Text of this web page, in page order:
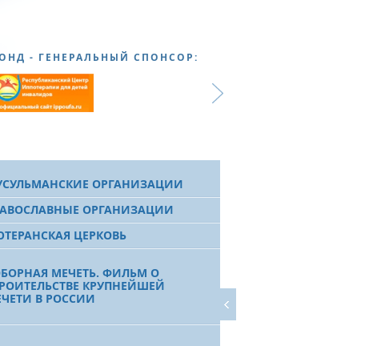
- ГЕНЕРАЛЬНЫЙ СПОНСОР:
ОРГАНИЗАЦИИ
ОРГАНИЗАЦИИ
ЦЕРКОВЬ
МЕЧЕТЬ. ФИЛЬМ О
КРУПНЕЙШЕЙ
В РОССИИ